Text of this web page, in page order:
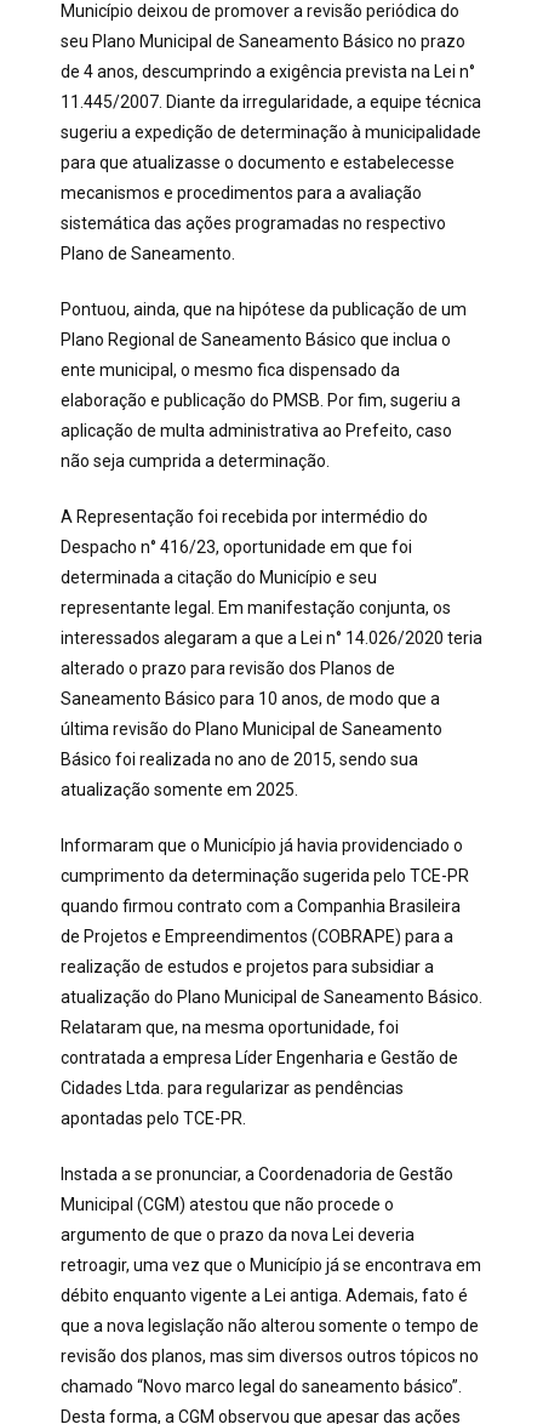
Município deixou de promover a revisão periódica do
seu Plano Municipal de Saneamento Básico no prazo
de 4 anos, descumprindo a exigência prevista na Lei n°
11.445/2007. Diante da irregularidade, a equipe técnica
sugeriu a expedição de determinação à municipalidade
para que atualizasse o documento e estabelecesse
mecanismos e procedimentos para a avaliação
sistemática das ações programadas no respectivo
Plano de Saneamento.
Pontuou, ainda, que na hipótese da publicação de um
Plano Regional de Saneamento Básico que inclua o
ente municipal, o mesmo fica dispensado da
elaboração e publicação do PMSB. Por fim, sugeriu a
aplicação de multa administrativa ao Prefeito, caso
não seja cumprida a determinação.
A Representação foi recebida por intermédio do
Despacho n° 416/23, oportunidade em que foi
determinada a citação do Município e seu
representante legal. Em manifestação conjunta, os
interessados alegaram a que a Lei n° 14.026/2020 teria
alterado o prazo para revisão dos Planos de
Saneamento Básico para 10 anos, de modo que a
última revisão do Plano Municipal de Saneamento
Básico foi realizada no ano de 2015, sendo sua
atualização somente em 2025.
Informaram que o Município já havia providenciado o
cumprimento da determinação sugerida pelo TCE-PR
quando firmou contrato com a Companhia Brasileira
de Projetos e Empreendimentos (COBRAPE) para a
realização de estudos e projetos para subsidiar a
atualização do Plano Municipal de Saneamento Básico.
Relataram que, na mesma oportunidade, foi
contratada a empresa Líder Engenharia e Gestão de
Cidades Ltda. para regularizar as pendências
apontadas pelo TCE-PR.
Instada a se pronunciar, a Coordenadoria de Gestão
Municipal (CGM) atestou que não procede o
argumento de que o prazo da nova Lei deveria
retroagir, uma vez que o Município já se encontrava em
débito enquanto vigente a Lei antiga. Ademais, fato é
que a nova legislação não alterou somente o tempo de
revisão dos planos, mas sim diversos outros tópicos no
chamado “Novo marco legal do saneamento básico”.
Desta forma, a CGM observou que apesar das ações